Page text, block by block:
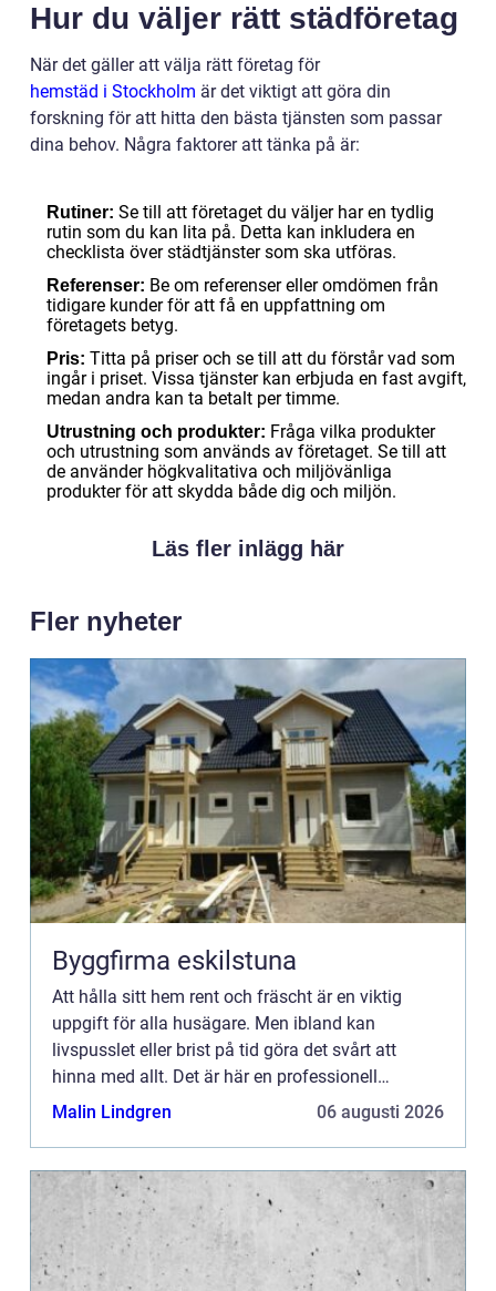
Hur du väljer rätt städföretag
När det gäller att välja rätt företag för
hemstäd i Stockholm är det viktigt att göra din
forskning för att hitta den bästa tjänsten som passar
dina behov. Några faktorer att tänka på är:
Rutiner: Se till att företaget du väljer har en tydlig
rutin som du kan lita på. Detta kan inkludera en
checklista över städtjänster som ska utföras.
Referenser: Be om referenser eller omdömen från
tidigare kunder för att få en uppfattning om
företagets betyg.
Pris: Titta på priser och se till att du förstår vad som
ingår i priset. Vissa tjänster kan erbjuda en fast avgift,
medan andra kan ta betalt per timme.
Utrustning och produkter: Fråga vilka produkter
och utrustning som används av företaget. Se till att
de använder högkvalitativa och miljövänliga
produkter för att skydda både dig och miljön.
Läs fler inlägg här
Fler nyheter
Byggfirma eskilstuna
Att hålla sitt hem rent och fräscht är en viktig
uppgift för alla husägare. Men ibland kan
livspusslet eller brist på tid göra det svårt att
hinna med allt. Det är här en professionell
hemstäd...
Malin Lindgren 06 augusti 2026